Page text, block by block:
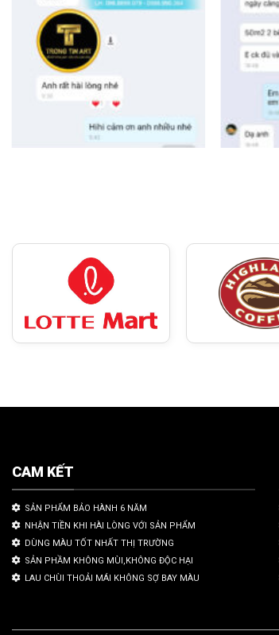
CAM KẾT
SẢN PHẨM BẢO HÀNH 6 NĂM
NHẬN TIỀN KHI HÀI LÒNG VỚI SẢN PHẨM
DÙNG MÀU TỐT NHẤT THỊ TRƯỜNG
SẢN PHẦM KHÔNG MÙI,KHÔNG ĐỘC HẠI
LAU CHÙI THOẢI MÁI KHÔNG SỢ BAY MÀU